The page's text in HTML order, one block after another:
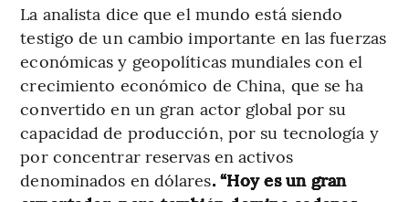
La analista dice que el mundo está siendo
testigo de un cambio importante en las fuerzas
económicas y geopolíticas mundiales con el
crecimiento económico de China, que se ha
convertido en un gran actor global por su
capacidad de producción, por su tecnología y
por concentrar reservas en activos
denominados en dólares. “Hoy es un gran